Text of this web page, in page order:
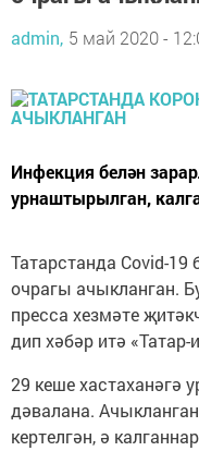
admin, 5 май 2020 -
Инфекция белән
урнаштырылган,
Татарстанда Covid-19
очрагы ачыкланган.
пресса хезмәте
дип хәбәр итә
29 кеше хастаханәгә
дәвалана.
кертелгән, ә